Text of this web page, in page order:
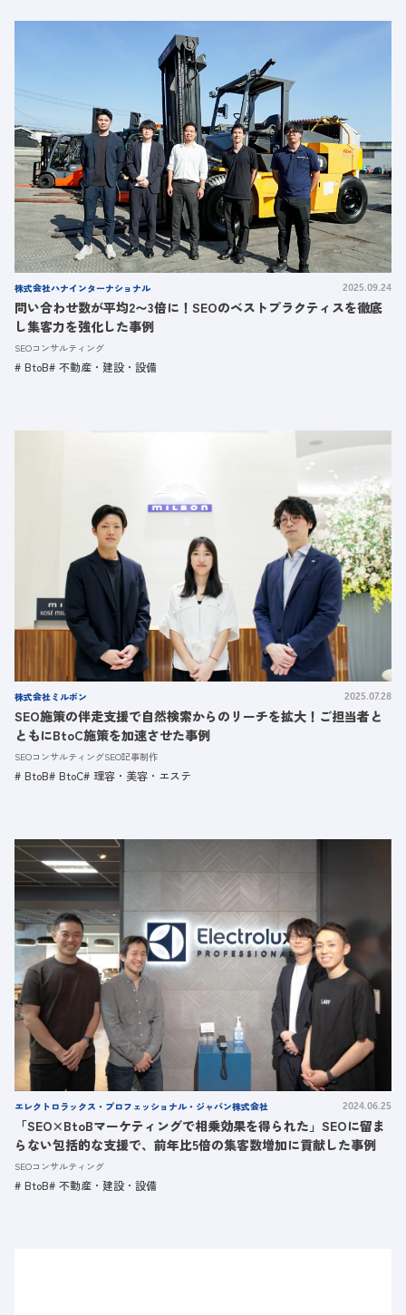
株式会社ハナインターナショナル 2025.09.24
問い合わせ数が平均2〜3倍に！SEOのベストプラクティスを徹底
し集客力を強化した事例
SEOコンサルティング
BtoB 不動産・建設・設備
株式会社ミルボン 2025.07.28
SEO施策の伴走支援で自然検索からのリーチを拡大！ご担当者と
ともにBtoC施策を加速させた事例
SEOコンサルティングSEO記事制作
BtoB BtoC 理容・美容・エステ
エレクトロラックス・プロフェッショナル・ジャパン株式会社 2024.06.25
「SEO×BtoBマーケティングで相乗効果を得られた」SEOに留ま
らない包括的な支援で、前年比5倍の集客数増加に貢献した事例
SEOコンサルティング
BtoB 不動産・建設・設備